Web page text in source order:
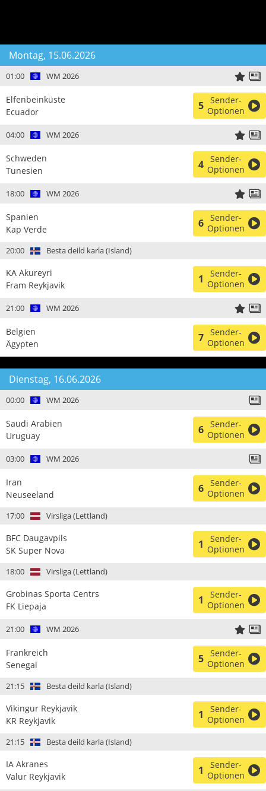
Montag, 15.06.2026
01:00 WM 2026
Elfenbeinküste
Ecuador
5 Sender-
Optionen
04:00 WM 2026
Schweden
Tunesien
4 Sender-
Optionen
18:00 WM 2026
Spanien
Kap Verde
6 Sender-
Optionen
20:00 Besta deild karla (Island)
KA Akureyri
Fram Reykjavik
1
Sender-
Optionen
21:00 WM 2026
Belgien
Ägypten
7 Sender-
Optionen
Dienstag, 16.06.2026
00:00 WM 2026
Saudi Arabien
Uruguay
6 Sender-
Optionen
03:00 WM 2026
Iran
Neuseeland
6 Sender-
Optionen
17:00 Virsliga (Lettland)
BFC Daugavpils
SK Super Nova
1
Sender-
Optionen
18:00 Virsliga (Lettland)
Grobinas Sporta Centrs
FK Liepaja
1
Sender-
Optionen
21:00 WM 2026
Frankreich
Senegal
5 Sender-
Optionen
21:15 Besta deild karla (Island)
Vikingur Reykjavik
KR Reykjavik
1
Sender-
Optionen
21:15 Besta deild karla (Island)
IA Akranes
Valur Reykjavik
1
Sender-
Optionen